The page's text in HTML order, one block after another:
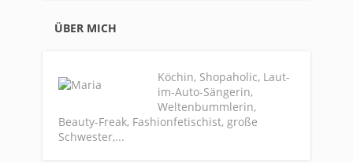
ÜBER MICH
Köchin, Shopaholic, Laut-
im-Auto-Sängerin,
Weltenbummlerin,
Beauty-Freak, Fashionfetischist, große
Schwester,...